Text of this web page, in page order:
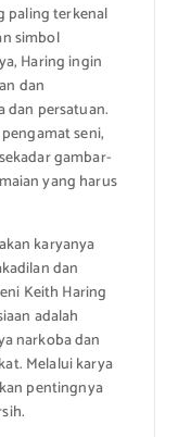
paling terkenal
simbol
Haring ingin
dan
dan persatuan.
seni,
gambar-
yang harus
karyanya
dan
Keith Haring
adalah
narkoba dan
Melalui karya
pentingnya